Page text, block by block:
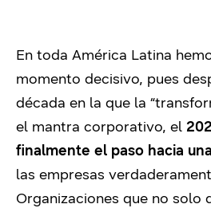
En toda América Latina
momento decisivo, pues
década en la que la
el mantra corporativo, el
finalmente el paso hacia
las empresas
Organizaciones que no solo